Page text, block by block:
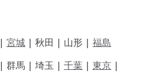
| 宮城 | 秋田 | 山形 | 福島
| 群馬 | 埼玉 | 千葉 | 東京 |